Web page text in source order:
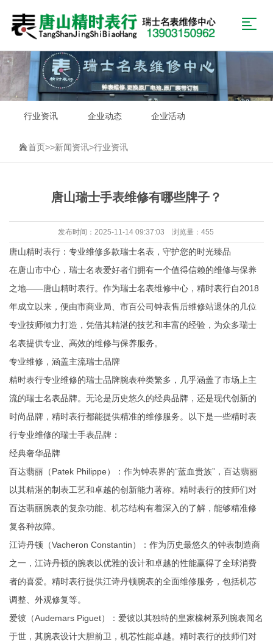
行业资讯 企业动态 企业活动
首页>>新闻资讯>行业资讯
唐山瑞士手表维修有哪些牌子？
发布时间：2025-11-14 09:37:03 浏览量：455
唐山精时表行：专业维修多款瑞士名表，守护您的时光臻品
在唐山市中心，瑞士名表爱好者们拥有一个值得信赖的维修与保养
之地——唐山精时表行。作为瑞士名表维修中心，精时表行自2018
年成立以来，便由市商业局、市百公司钟表售后维修站退休的几位
专业技师倾力打造，凭借其精湛的技艺和丰富的经验，为众多瑞士
名表提供专业、高效的维修与保养服务。
专业维修，涵盖主流瑞士品牌
精时表行专业维修的瑞士品牌腕表种类繁多，几乎涵盖了市场上主
流的瑞士名表品牌。无论是历史悠久的经典品牌，还是现代创新的
时尚品牌，精时表行都能提供精准的维修服务。以下是一些精时表
行专业维修的瑞士手表品牌：
经典奢华品牌
‌百达翡丽（Patek Philippe）‌：作为钟表界的“蓝血贵族”，百达翡丽
以其精湛的制表工艺和卓越的创新能力著称。精时表行的技师们对
百达翡丽腕表的复杂功能、机芯结构有着深入的了解，能够精准修
复各种故障。
‌江诗丹顿（Vacheron Constantin）‌：作为历史最悠久的钟表制造商
之一，江诗丹顿的腕表以优雅的设计和卓越的性能赢得了全球消费
者的喜爱。精时表行提供江诗丹顿腕表的全面维修服务，包括机芯
调整、外观修复等。
‌爱彼（Audemars Piguet）‌：爱彼以其独特的皇家橡树系列腕表闻名
于世，其腕表设计大胆前卫，机芯性能卓越。精时表行的技师们对